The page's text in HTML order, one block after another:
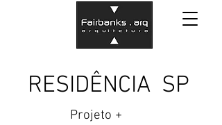
RESIDÊNCIA SP
Projeto +